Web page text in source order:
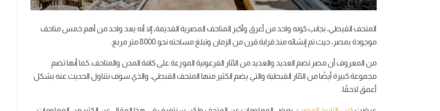
المتحف القبطي، بجانب كونه واحد من أعرق وأكبر المتاحف المصرية القديمة، إلا أنه يعد واحد من أهم خمس متاحف
موجودة بمصر، حيث تم إنشائه منذ قرابة قرن من الزمان وتبلغ مساحته نحو 8000 متر مربع.
من المعروف أن مصر تضم العديد والعديد من الآثار الفرعونية الموزعة على كافة المدن والمتاحف، كما أنها تضم
مجموعة كبيرة أيضًا من الآثار القبطية والتي يضم الكثير منها المتحف القبطي، والذي سوف نتناول الحديث عنه بشكل
أعمق لاحقًا.